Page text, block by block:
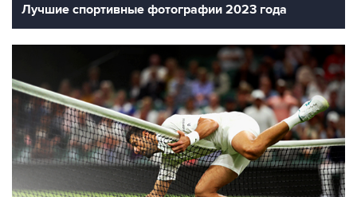
Лучшие спортивные фотографии 2023 года